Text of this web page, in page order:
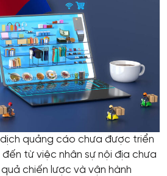
quảng cáo chưa được triển
từ việc nhân sự nội địa chưa
chiến lược và vận hành